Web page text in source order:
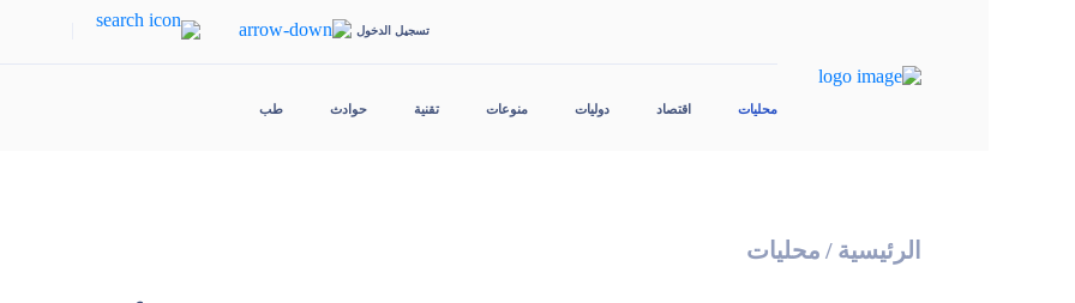
تسجيل الدخول
محليات اقتصاد دوليات منوعات تقنية حوادث طب
الرئيسية / محليات